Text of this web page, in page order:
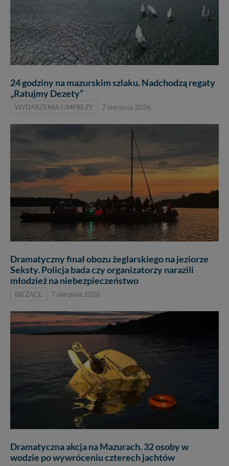
24 godziny na mazurskim szlaku. Nadchodzą regaty
„Ratujmy Dezety”
WYDARZENIA I IMPREZY 7 sierpnia 2026
Dramatyczny finał obozu żeglarskiego na jeziorze
Seksty. Policja bada czy organizatorzy narazili
młodzież na niebezpieczeństwo
BIEŻĄCE 7 sierpnia 2026
Dramatyczna akcja na Mazurach. 32 osoby w
wodzie po wywróceniu czterech jachtów